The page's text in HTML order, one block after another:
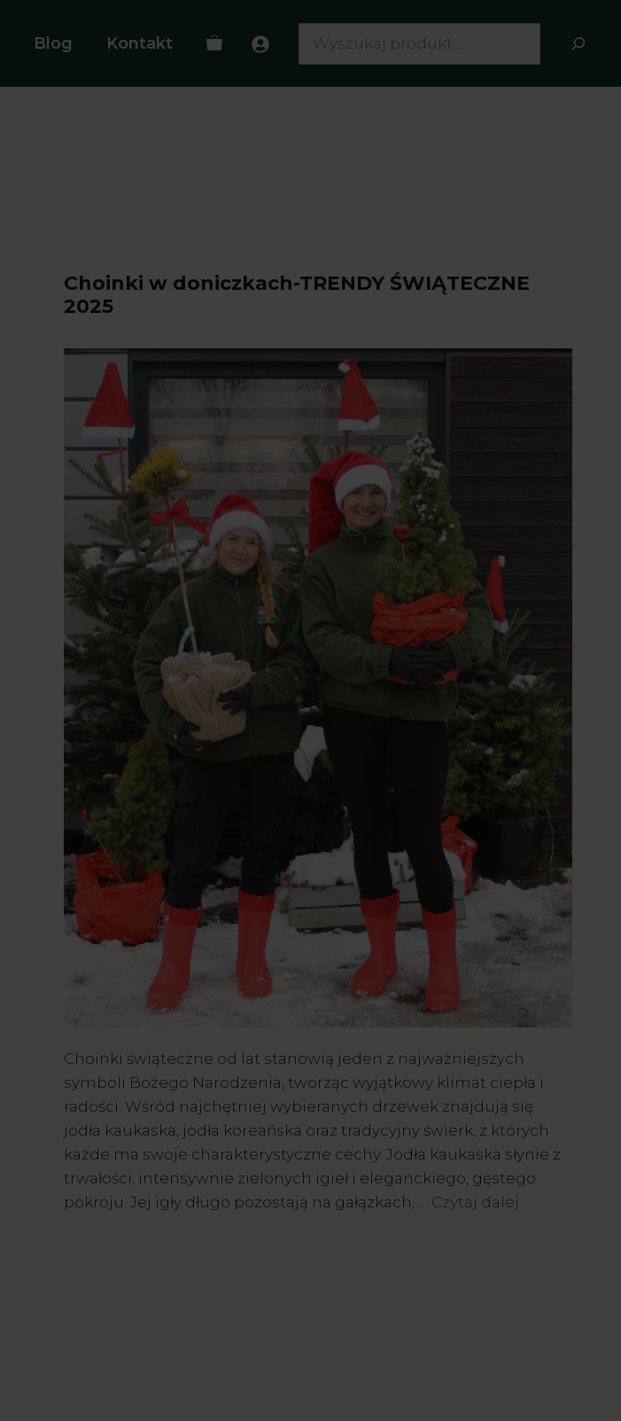
Blog Kontakt Search
Choinki w doniczkach-TRENDY ŚWIĄTECZNE
2025
Choinki świąteczne od lat stanowią jeden z najważniejszych
symboli Bożego Narodzenia, tworząc wyjątkowy klimat ciepła i
radości. Wśród najchętniej wybieranych drzewek znajdują się
jodła kaukaska, jodła koreańska oraz tradycyjny świerk, z których
każde ma swoje charakterystyczne cechy. Jodła kaukaska słynie z
trwałości, intensywnie zielonych igieł i eleganckiego, gęstego
pokroju. Jej igły długo pozostają na gałązkach, … Czytaj dalej